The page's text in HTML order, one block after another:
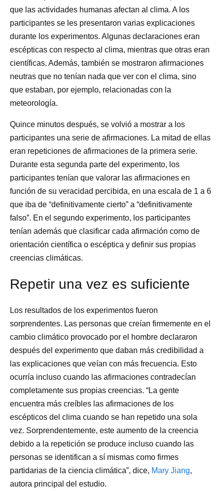
que las actividades humanas afectan al clima. A los
participantes se les presentaron varias explicaciones
durante los experimentos. Algunas declaraciones eran
escépticas con respecto al clima, mientras que otras eran
científicas. Además, también se mostraron afirmaciones
neutras que no tenían nada que ver con el clima, sino
que estaban, por ejemplo, relacionadas con la
meteorología.
Quince minutos después, se volvió a mostrar a los
participantes una serie de afirmaciones. La mitad de ellas
eran repeticiones de afirmaciones de la primera serie.
Durante esta segunda parte del experimento, los
participantes tenían que valorar las afirmaciones en
función de su veracidad percibida, en una escala de 1 a 6
que iba de “definitivamente cierto” a “definitivamente
falso”. En el segundo experimento, los participantes
tenían además que clasificar cada afirmación como de
orientación científica o escéptica y definir sus propias
creencias climáticas.
Repetir una vez es suficiente
Los resultados de los experimentos fueron
sorprendentes. Las personas que creían firmemente en el
cambio climático provocado por el hombre declararon
después del experimento que daban más credibilidad a
las explicaciones que veían con más frecuencia. Esto
ocurría incluso cuando las afirmaciones contradecían
completamente sus propias creencias. “La gente
encuentra más creíbles las afirmaciones de los
escépticos del clima cuando se han repetido una sola
vez. Sorprendentemente, este aumento de la creencia
debido a la repetición se produce incluso cuando las
personas se identifican a sí mismas como firmes
partidarias de la ciencia climática”, dice, Mary Jiang,
autora principal del estudio.